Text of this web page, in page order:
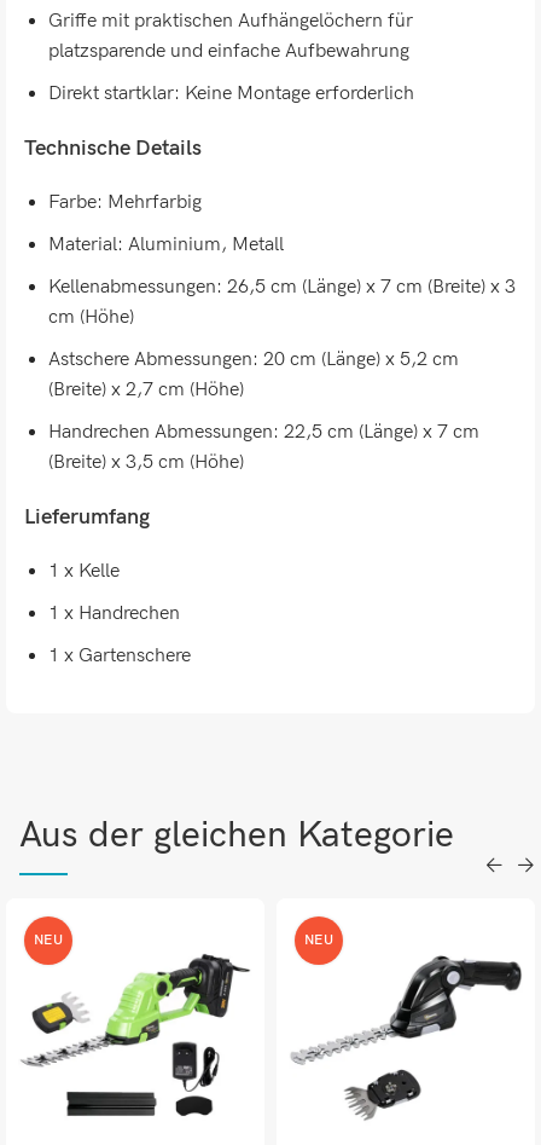
Griffe mit praktischen Aufhängelöchern für
platzsparende und einfache Aufbewahrung
Direkt startklar: Keine Montage erforderlich
Technische Details
Farbe: Mehrfarbig
Material: Aluminium, Metall
Kellenabmessungen: 26,5 cm (Länge) x 7 cm (Breite) x 3
cm (Höhe)
Astschere Abmessungen: 20 cm (Länge) x 5,2 cm
(Breite) x 2,7 cm (Höhe)
Handrechen Abmessungen: 22,5 cm (Länge) x 7 cm
(Breite) x 3,5 cm (Höhe)
Lieferumfang
1 x Kelle
1 x Handrechen
1 x Gartenschere
Aus der gleichen Kategorie
NEU NEU